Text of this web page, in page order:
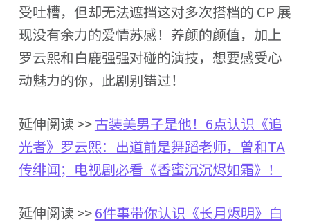
受吐槽，但却无法遮挡这对多次搭档的 CP 展
现没有余力的爱情苏感！养颜的颜值，加上
罗云熙和白鹿强强对碰的演技，想要感受心
动魅力的你，此剧别错过！
延伸阅读 >>古装美男子是他！6点认识《追
光者》罗云熙：出道前是舞蹈老师，曾和TA
传绯闻；电视剧必看《香蜜沉沉烬如霜》！
延伸阅读 >>6件事带你认识《长月烬明》白